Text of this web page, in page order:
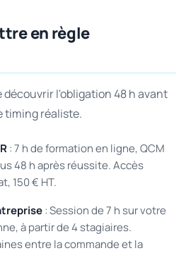
en règle
découvrir l'obligation 48 h avant
timing réaliste.
: 7 h de formation en ligne, QCM
48 h après réussite. Accès
150 € HT.
: Session de 7 h sur votre
à partir de 4 stagiaires.
entre la commande et la